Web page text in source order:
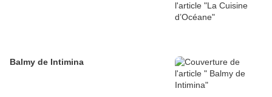
Balmy de Intimina